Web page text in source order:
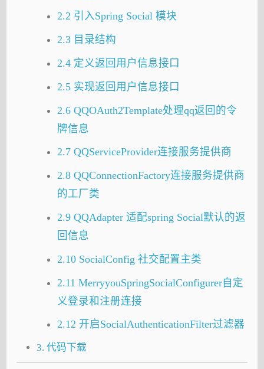
2.2 引入Spring Social 模块
2.3 目录结构
2.4 定义返回用户信息接口
2.5 实现返回用户信息接口
2.6 QQOAuth2Template处理qq返回的令
牌信息
2.7 QQServiceProvider连接服务提供商
2.8 QQConnectionFactory连接服务提供商
的工厂类
2.9 QQAdapter 适配spring Social默认的返
回信息
2.10 SocialConfig 社交配置主类
2.11 MerryyouSpringSocialConfigurer自定
义登录和注册连接
2.12 开启SocialAuthenticationFilter过滤器
3. 代码下载